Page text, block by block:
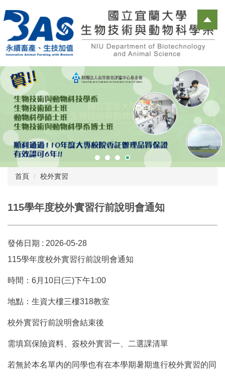
到
要
內
首頁 校外實習
115學年度校外實習行前說明會通知
發佈日期 : 2026-05-28
115學年度校外實習行前說明會通知
時間：6月10日(三)下午1:00
地點：生資大樓三樓318教室
校外實習行前說明會結束後
需填寫保險資料、簽校外實習一、二選課清單
若無於本名單內的同學也有在本學期暑期進行校外實習的同